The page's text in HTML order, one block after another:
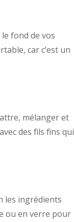
fond de vos
car c’est un
mélanger et
des fils fins qui
les ingrédients
ou en verre pour